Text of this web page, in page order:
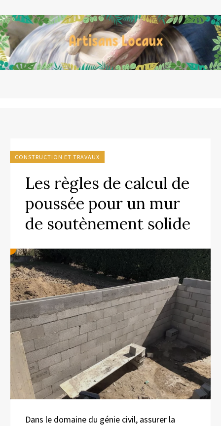
CONSTRUCTION ET TRAVAUX
Les règles de calcul de
poussée pour un mur
de soutènement solide
Dans le domaine du génie civil, assurer la